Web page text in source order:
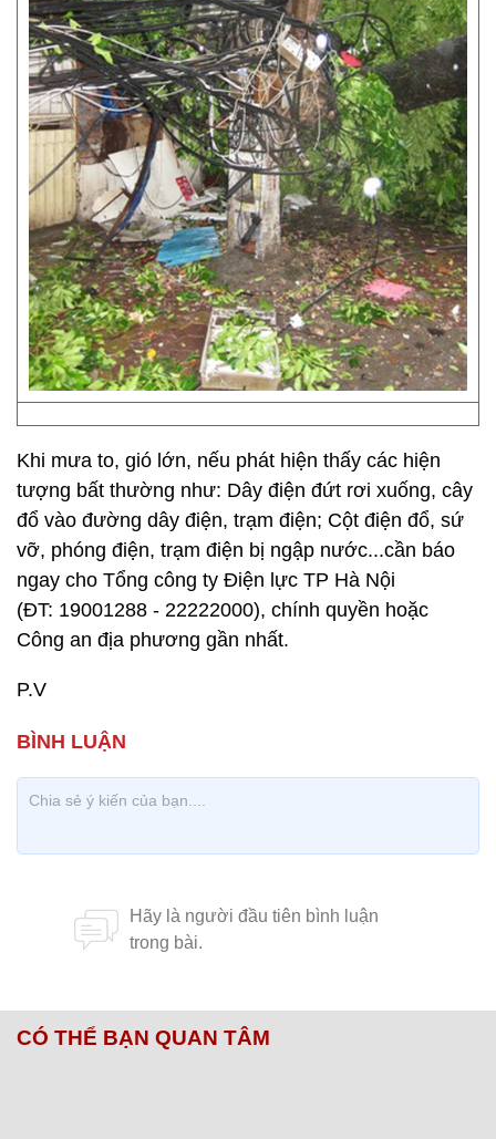
Khi mưa to, gió lớn, nếu phát hiện thấy các hiện
tượng bất thường như: Dây điện đứt rơi xuống, cây
đổ vào đường dây điện, trạm điện; Cột điện đổ, sứ
vỡ, phóng điện, trạm điện bị ngập nước...cần báo
ngay cho Tổng công ty Điện lực TP Hà Nội
(ĐT: 19001288 - 22222000), chính quyền hoặc
Công an địa phương gần nhất.
P.V
CÓ THỂ BẠN QUAN TÂM